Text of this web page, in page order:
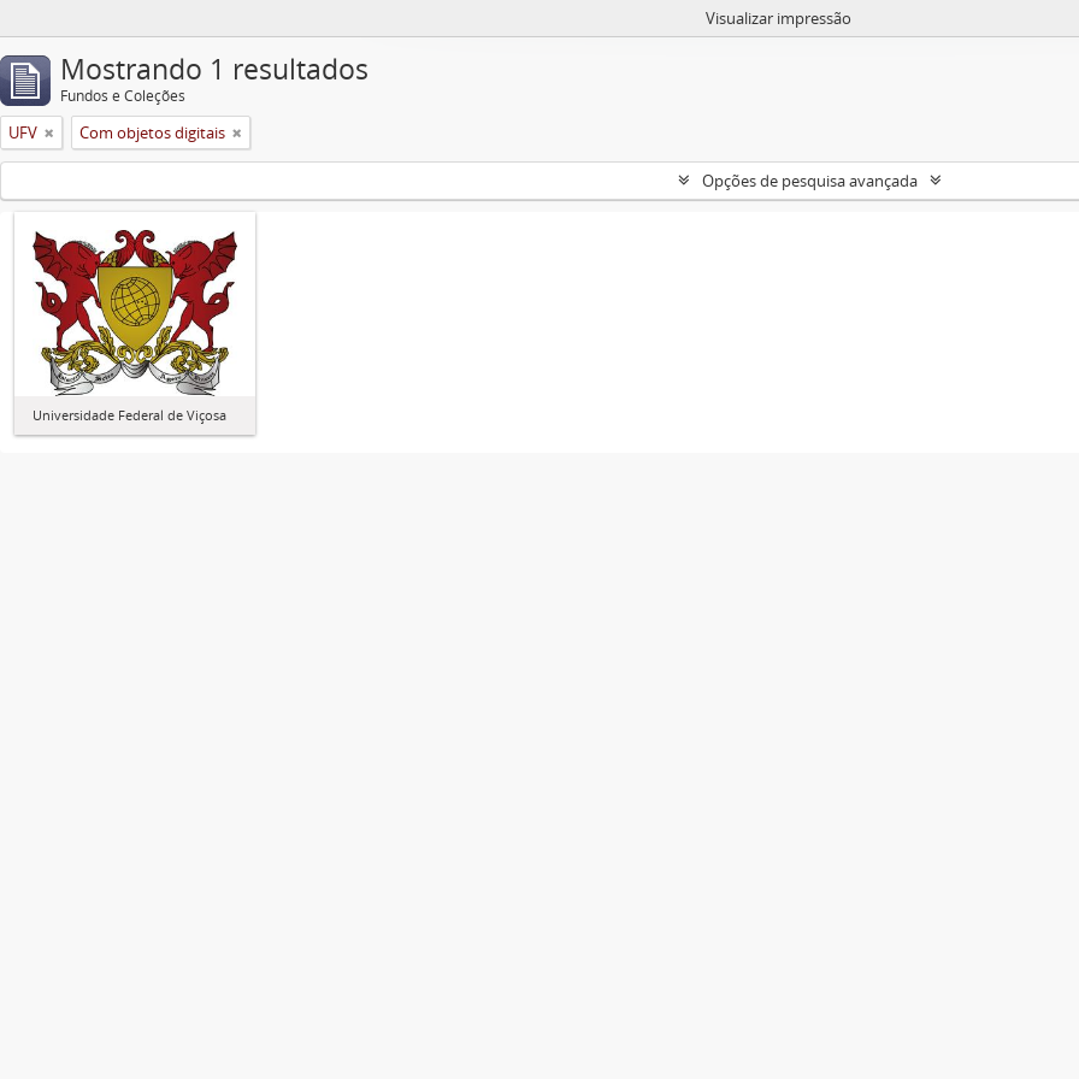
Visualizar impressão
Mostrando 1 resultados
Fundos e Coleções
UFV Com objetos digitais
Opções de pesquisa avançada
Universidade Federal de Viçosa